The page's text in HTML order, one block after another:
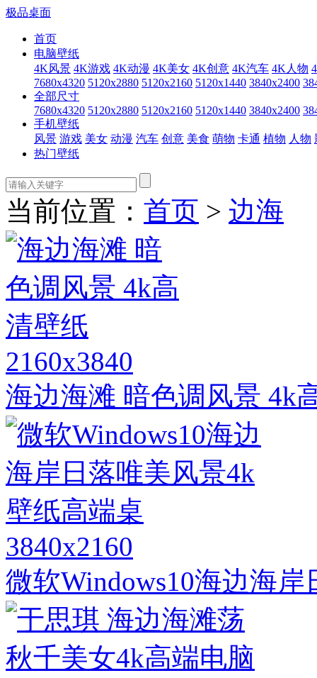
极品桌面
首页
电脑壁纸
4K风景 4K游戏 4K动漫 4K美女 4K创意 4K汽车 4K人物
7680x4320 5120x2880 5120x2160 5120x1440 3840x2400
全部尺寸
7680x4320 5120x2880 5120x2160 5120x1440 3840x2400
手机壁纸
风景 游戏 美女 动漫 汽车 创意 美食 萌物 卡通 植物 人物
热门壁纸
当前位置： 首页 > 边海
2160x3840
海边海滩 暗色调风景 4k
3840x2160
微软Windows10海边海